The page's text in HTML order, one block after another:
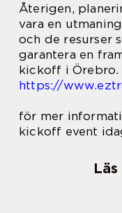
Återigen,
vara en
och de resurser
garantera en
kickoff i Örebro.
https://
för mer
kickoff event